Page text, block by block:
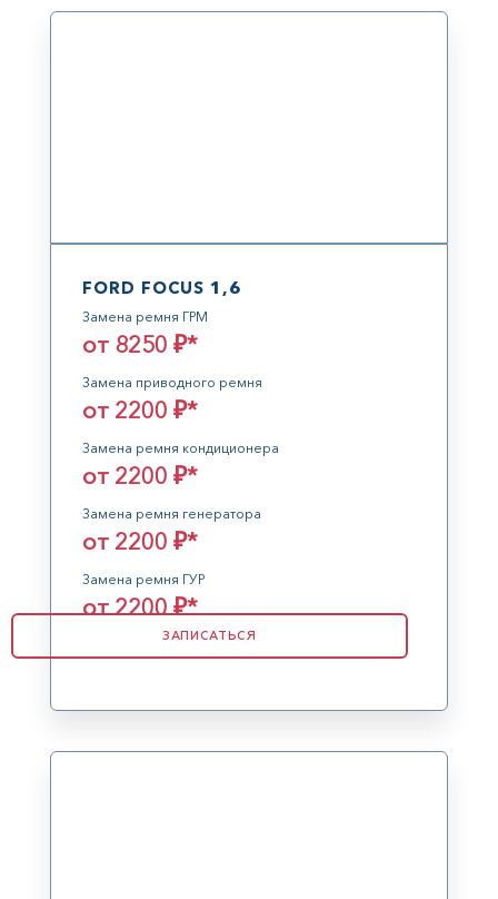
FORD FOCUS 1,6
Замена ремня ГРМ
от 8250 ₽*
Замена приводного ремня
от 2200 ₽*
Замена ремня кондиционера
от 2200 ₽*
Замена ремня генератора
от 2200 ₽*
Замена ремня ГУР
от 2200 ₽*
ЗАПИСАТЬСЯ